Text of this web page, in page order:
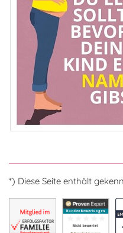
*) Diese Seite enthält